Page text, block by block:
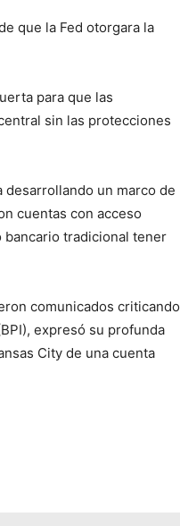
que la Fed otorgara la
para que las
sin las protecciones
desarrollando un marco de
cuentas con acceso
bancario tradicional tener
comunicados criticando
expresó su profunda
City de una cuenta